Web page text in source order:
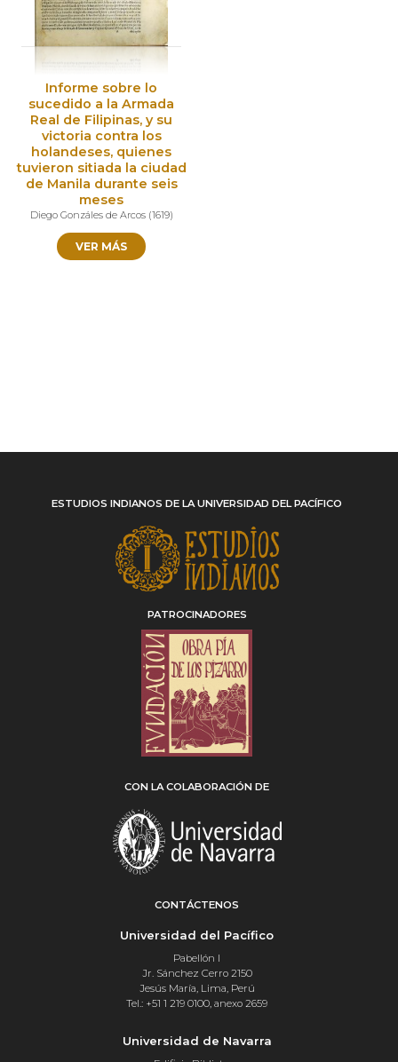
Informe sobre lo
sucedido a la Armada
Real de Filipinas, y su
victoria contra los
holandeses, quienes
tuvieron sitiada la ciudad
de Manila durante seis
meses
Diego Gonzáles de Arcos(1619)
VER MÁS
ESTUDIOS INDIANOS DE LA UNIVERSIDAD DEL PACÍFICO
PATROCINADORES
CON LA COLABORACIÓN DE
CONTÁCTENOS
Universidad del Pacífico
Pabellón I
Jr. Sánchez Cerro 2150
Jesús María, Lima, Perú
Tel.: +51 1 219 0100, anexo 2659
Universidad de Navarra